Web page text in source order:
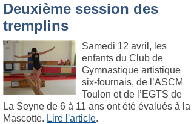
Deuxième session des
tremplins
Samedi 12 avril, les
enfants du Club de
Gymnastique artistique
six-fournais, de l’ASCM
Toulon et de l’EGTS de
La Seyne de 6 à 11 ans ont été évalués à la
Mascotte. Lire l'article.